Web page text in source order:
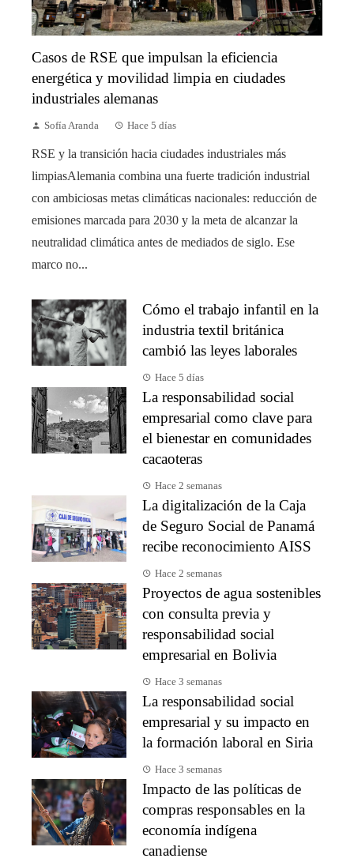
Casos de RSE que impulsan la eficiencia
energética y movilidad limpia en ciudades
industriales alemanas
Sofía Aranda Hace 5 días
RSE y la transición hacia ciudades industriales más
limpiasAlemania combina una fuerte tradición industrial
con ambiciosas metas climáticas nacionales: reducción de
emisiones marcada para 2030 y la meta de alcanzar la
neutralidad climática antes de mediados de siglo. Ese
marco no...
Cómo el trabajo infantil en la
industria textil británica
cambió las leyes laborales
Hace 5 días
La responsabilidad social
empresarial como clave para
el bienestar en comunidades
cacaoteras
Hace 2 semanas
La digitalización de la Caja
de Seguro Social de Panamá
recibe reconocimiento AISS
Hace 2 semanas
Proyectos de agua sostenibles
con consulta previa y
responsabilidad social
empresarial en Bolivia
Hace 3 semanas
La responsabilidad social
empresarial y su impacto en
la formación laboral en Siria
Hace 3 semanas
Impacto de las políticas de
compras responsables en la
economía indígena
canadiense